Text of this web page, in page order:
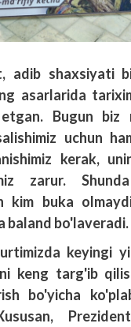
adib shaxsiyati
asarlarida
Bugun biz
uchun
kerak,
zarur.
kim buka
baland bo'laveradi.
keyingi
keng targ'ib
bo'yicha